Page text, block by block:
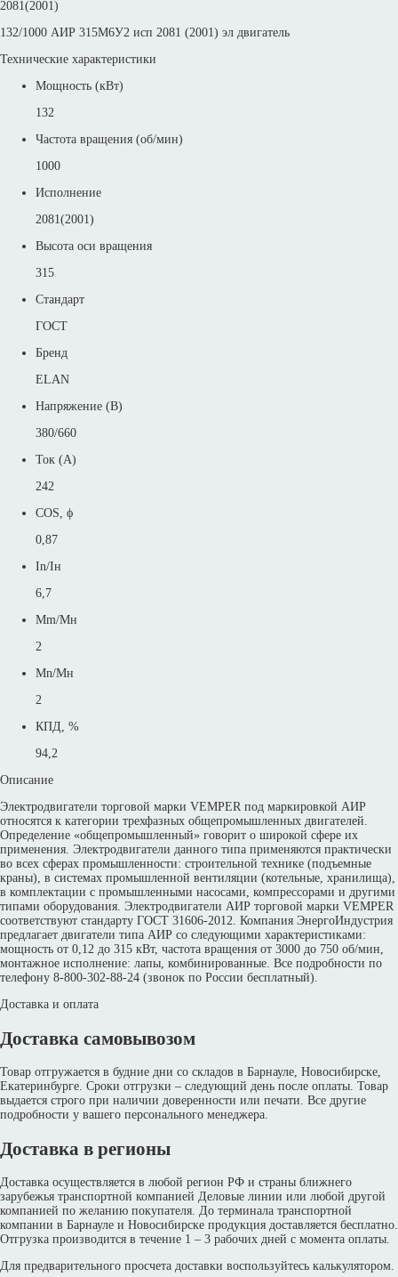
2081(2001)
132/1000 АИР 315М6У2 исп 2081 (2001) эл двигатель
Технические характеристики
Мощность (кВт)
132
Частота вращения (об/мин)
1000
Исполнение
2081(2001)
Высота оси вращения
315
Стандарт
ГОСТ
Бренд
ELAN
Напряжение (В)
380/660
Ток (А)
242
COS, ϕ
0,87
In/Iн
6,7
Mm/Mн
2
Mn/Mн
2
КПД, %
94,2
Описание
Электродвигатели торговой марки VEMPER под маркировкой АИР
относятся к категории трехфазных общепромышленных двигателей.
Определение «общепромышленный» говорит о широкой сфере их
применения. Электродвигатели данного типа применяются практически
во всех сферах промышленности: строительной технике (подъемные
краны), в системах промышленной вентиляции (котельные, хранилища),
в комплектации с промышленными насосами, компрессорами и другими
типами оборудования. Электродвигатели АИР торговой марки VEMPER
соответствуют стандарту ГОСТ 31606-2012. Компания ЭнергоИндустрия
предлагает двигатели типа АИР со следующими характеристиками:
мощность от 0,12 до 315 кВт, частота вращения от 3000 до 750 об/мин,
монтажное исполнение: лапы, комбинированные. Все подробности по
телефону 8-800-302-88-24 (звонок по России бесплатный).
Доставка и оплата
Доставка самовывозом
Товар отгружается в будние дни со складов в Барнауле, Новосибирске,
Екатеринбурге. Сроки отгрузки – следующий день после оплаты. Товар
выдается строго при наличии доверенности или печати. Все другие
подробности у вашего персонального менеджера.
Доставка в регионы
Доставка осуществляется в любой регион РФ и страны ближнего
зарубежья транспортной компанией Деловые линии или любой другой
компанией по желанию покупателя. До терминала транспортной
компании в Барнауле и Новосибирске продукция доставляется бесплатно.
Отгрузка производится в течение 1 – 3 рабочих дней с момента оплаты.
Для предварительного просчета доставки воспользуйтесь калькулятором.